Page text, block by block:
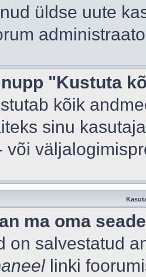
üldse uute
nupp "Kustuta
kõik
sinu
või
ma oma
on salvestatud
linki